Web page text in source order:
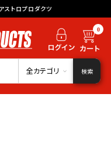
ストロプロダクツ
0
全カテゴリ 検索